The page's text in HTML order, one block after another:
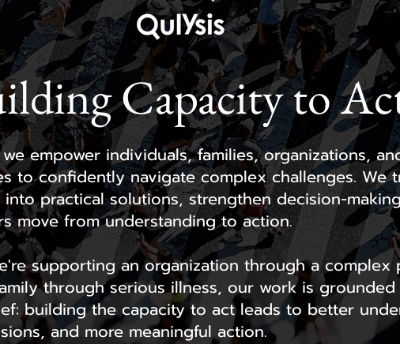
Capacity to
empower individuals, families, organizations,
to confidently navigate complex challenges. We
practical solutions, strengthen decision-
move from understanding to action.
supporting an organization through a
through serious illness, our work is
building the capacity to act leads to better
and more meaningful action.